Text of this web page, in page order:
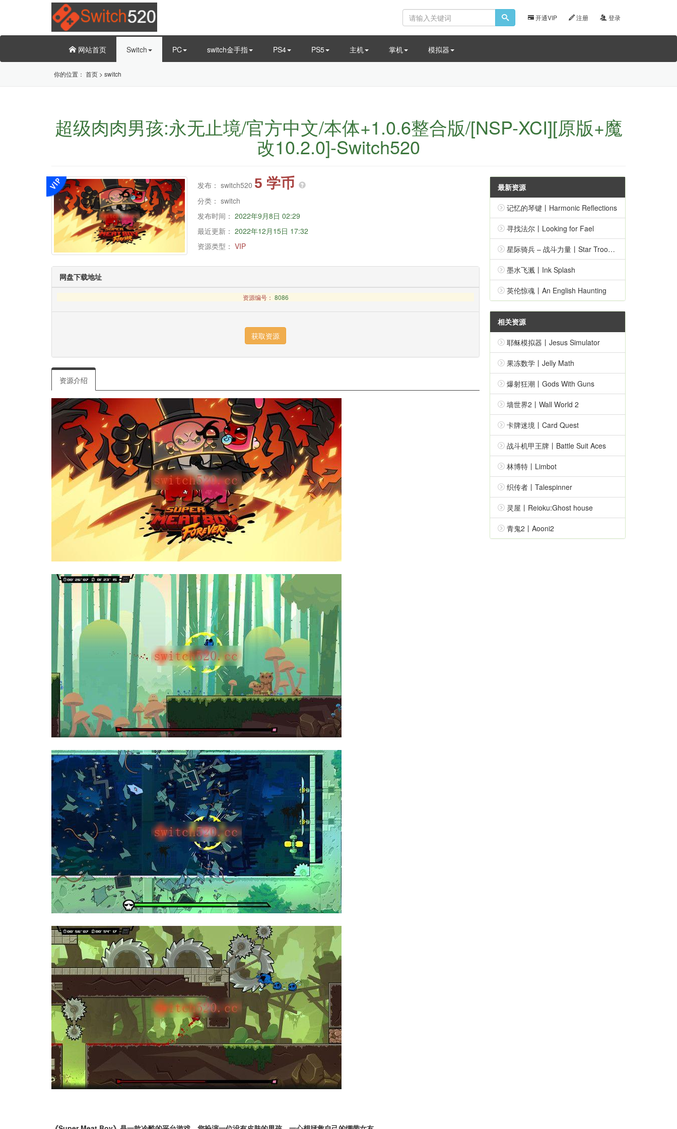
开通VIP 注册 登录
网站首页 Switch PC switch金手指 PS4 PS5 主机 掌机 模拟器
你的位置： 首页 > switch
超级肉肉男孩:永无止境/官方中文/本体+1.0.6整合版/[NSP-XCI][原版+魔
改10.2.0]-Switch520
发布： switch520 5 学币
分类： switch
发布时间： 2022年9月8日 02:29
最近更新： 2022年12月15日 17:32
资源类型： VIP
网盘下载地址
资源编号： 8086
资源介绍
最新资源
记忆的琴键丨Harmonic Reflections
寻找法尔丨Looking for Fael
星际骑兵 – 战斗力量丨Star Troopers – Combat Force
墨水飞溅丨Ink Splash
英伦惊魂丨An English Haunting
相关资源
耶稣模拟器丨Jesus Simulator
果冻数学丨Jelly Math
爆射狂潮丨Gods With Guns
墙世界2丨Wall World 2
卡牌迷境丨Card Quest
战斗机甲王牌丨Battle Suit Aces
林博特丨Limbot
织传者丨Talespinner
灵屋丨Reioku:Ghost house
青鬼2丨Aooni2